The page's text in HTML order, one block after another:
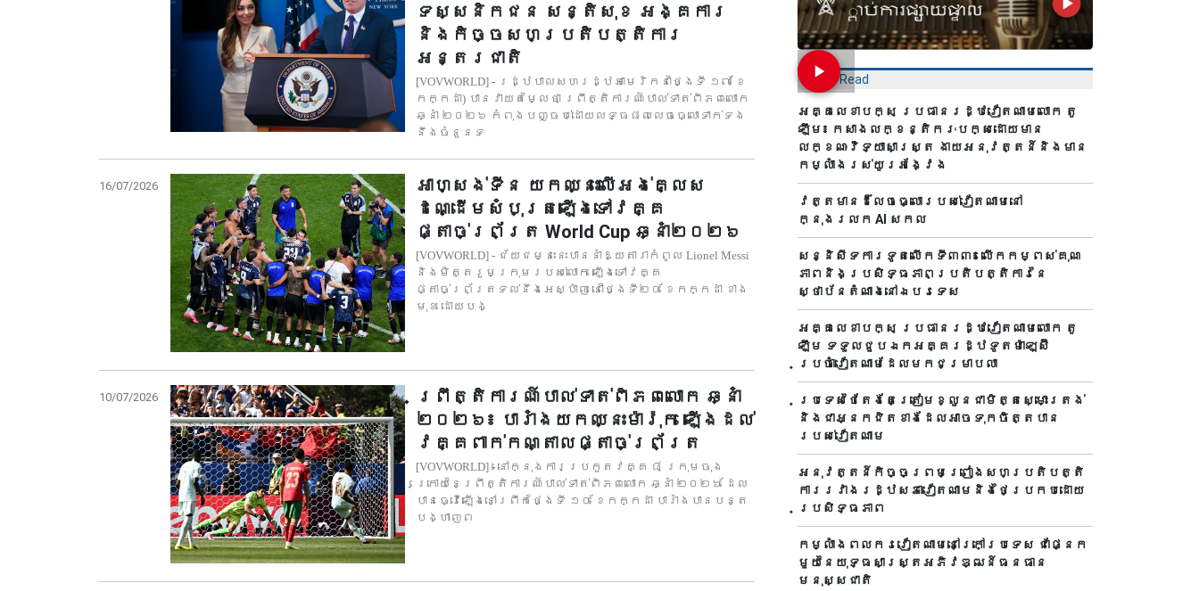
ទស្សនិកជន សន្តិសុខ អង្គការ
និងកិច្ចសហប្រតិបត្តិការ
អន្តរជាតិ
[VOVWORLD] - រដ្ឋបាលសហរដ្ឋអាមេរិកនាថ្ងៃទី ១៧ ខែ
កក្កដា) បានវាយតម្លៃថា ព្រឹត្តិការណ៍បាល់ទាត់ពិភពលោក
ឆ្នាំ ២០២៦ កំពុងបញ្ចប់ដោយលទ្ធផលលេចធ្លោទាក់ទង
នឹងចំនួនទ
16/07/2026
អាហ្សង់ទីន យកឈ្នះលើអង់គ្លេស
ដណ្ដើមសំបុត្រឡើងទៅវគ្គ
ផ្តាច់ព្រ័ត្រ World Cup ឆ្នាំ២០២៦
[VOVWORLD] - ជ័យជម្នះនេះបាននាំឱ្យតារាកំពូល Lionel Messi
និងមិត្តរួមក្រុមរបស់លោក ឡើងទៅវគ្គ
ផ្តាច់ព្រ័ត្រទល់នឹងអេស្ប៉ាញ នៅថ្ងៃទី២០ ខែកក្កដា ខាង
មុខ ដោយបង្
10/07/2026
ព្រឹត្តិការណ៍បាល់ទាត់ពិភពលោក ឆ្នាំ
២០២៦៖ បារាំងយកឈ្នះម៉ារ៉ុក ឡើងដល់
វគ្គពាក់កណ្តាលផ្តាច់ព្រ័ត្រ
[VOVWORLD] - នៅក្នុងការប្រកួតវគ្គ ៨ ក្រុមចុង
ក្រោយនៃព្រឹត្តិការណ៍បាល់ទាត់ពិភពលោក ឆ្នាំ ២០២៦ ដែល
បានធ្វើឡើងនៅព្រឹកថ្ងៃទី ១០ ខែកក្កដា បារាំងបានបន្ត
បង្ហាញព
Most Read
អគ្គលេខាបក្ស ប្រធានរដ្ឋវៀតណាមលោក តូ
ឡឹម៖ កសាងលក្ខន្តិករៈបក្សដោយមាន
លក្ខណៈវិទ្យាសាស្ត្រ ងាយអនុវត្តន៍និងមាន
កម្លាំងរស់យូរអង្វែង
វត្តមានដ៏លេចធ្លោរបស់វៀតណាមនៅ
ក្នុងរលក AI សកល
សន្និសីទការទូតលើកទី៣៣៖ លើក​កម្ពស់គុណ
ភាពនិងប្រសិទ្ធភាពប្រតិបត្តិការ​នៃ
ស្ថាប័ន​​តំណាងនៅឯ​បរទេស​
អគ្គលេខាបក្ស ប្រធានរដ្ឋវៀតណាមលោក តូ
ឡឹម ទទួលជួបឯកអគ្គរដ្ឋទូតម៉ាឡេស៊ី
ប្រចាំវៀតណាមដែលមកជម្រាបលា
ប្រទេសថៃតែងតែត្រៀមខ្លួនជាមិត្តស្មោះត្រង់
និងជាអ្នកជិតខាងដែលអាចទុកចិត្តបាន
របស់វៀតណាម
អនុវត្តន៍កិច្ចព្រមព្រៀងសហប្រតិបត្តិ
ការរវាងរដ្ឋសភាវៀតណាមនិងថៃប្រកបដោយ
ប្រសិទ្ធភាព
កម្លាំងពលករ​វៀតណាមនៅក្រៅប្រទេស ជាផ្នែក
មួយនៃយុទ្ធសាស្ត្រអភិវឌ្ឍន៍ធនធាន
មនុស្សជាតិ